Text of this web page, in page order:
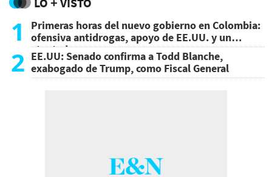
1
Primeras horas del nuevo gobierno en Colombia:
ofensiva antidrogas, apoyo de EE.UU. y un
atentado
2 EE.UU: Senado confirma a Todd Blanche,
exabogado de Trump, como Fiscal General